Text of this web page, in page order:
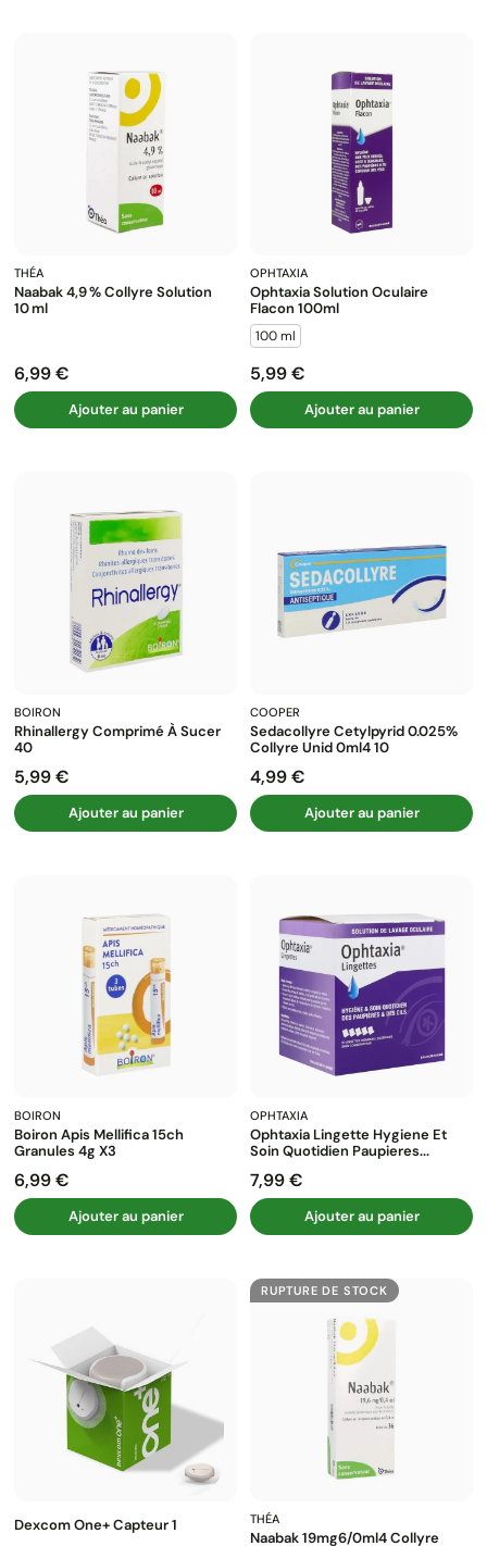
THÉA
Naabak 4,9 % Collyre Solution
10 Ml
Prix
6,99 €
Ajouter au panier
OPHTAXIA
Ophtaxia Solution Oculaire
Flacon 100ml
100 ml
Prix
5,99 €
Ajouter au panier
BOIRON
Rhinallergy Comprimé À Sucer
40
Prix
5,99 €
Ajouter au panier
COOPER
Sedacollyre Cetylpyrid 0.025%
Collyre Unid 0ml4 10
Prix
4,99 €
Ajouter au panier
BOIRON
Boiron Apis Mellifica 15ch
Granules 4g X3
Prix
6,99 €
Ajouter au panier
OPHTAXIA
Ophtaxia Lingette Hygiene Et
Soin Quotidien Paupieres...
Prix
7,99 €
Ajouter au panier
Dexcom One+ Capteur 1
RUPTURE DE STOCK
THÉA
Naabak 19mg6/0ml4 Collyre